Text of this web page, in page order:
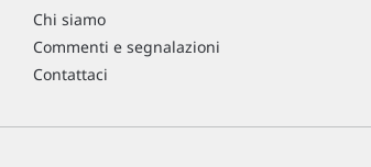
Chi siamo
Commenti e segnalazioni
Contattaci